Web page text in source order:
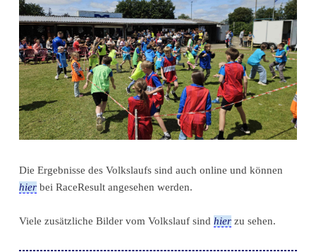
Die Ergebnisse des Volkslaufs sind auch online und können
hierbei RaceResult angesehen werden.
Viele zusätzliche Bilder vom Volkslauf sind hierzu sehen.